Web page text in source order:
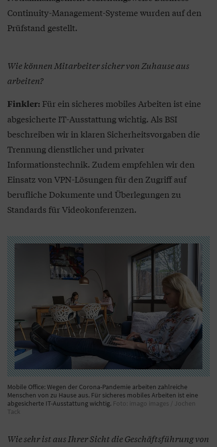
Continuity-Management-Systeme wurden auf den
Prüfstand gestellt.
Wie können Mitarbeiter sicher von Zuhause aus
arbeiten?
Finkler: Für ein sicheres mobiles Arbeiten ist eine
abgesicherte IT-Ausstattung wichtig. Als BSI
beschreiben wir in klaren Sicherheitsvorgaben die
Trennung dienstlicher und privater
Informationstechnik. Zudem empfehlen wir den
Einsatz von VPN-Lösungen für den Zugriff auf
berufliche Dokumente und Überlegungen zu
Standards für Videokonferenzen.
Mobile Office: Wegen der Corona-Pandemie arbeiten zahlreiche
Menschen von zu Hause aus. Für sicheres mobiles Arbeiten ist eine
abgesicherte IT-Ausstattung wichtig. Foto: imago images / Jochen
Tack
Wie sehr ist aus Ihrer Sicht die Geschäftsführung von